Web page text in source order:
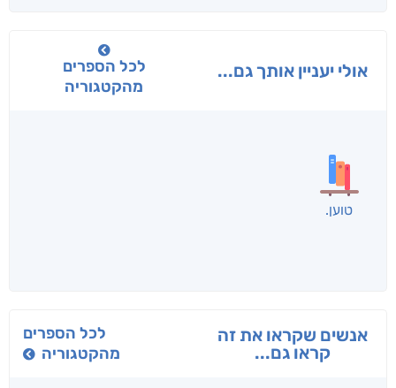
אולי יעניין אותך גם...
לכל הספרים
מהקטגוריה
בפנוכו
חני שאטן
תרדמת
א. פ.